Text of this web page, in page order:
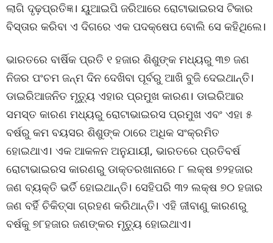
ଲାଗି ଦୃଢ଼ପ୍ରତିଜ୍ଞ। ୟୁଆଇପି ଜରିଆରେ ରୋଟାଭାଇରସ ଟିକାର
ବିସ୍ତାର କରିବା ଏ ଦିଗରେ ଏକ ପଦକ୍ଷେପ ବୋଲି ସେ କହିଥିଲେ।
ଭାରତରେ ବାର୍ଷିକ ପ୍ରତି ୧ ହଜାର ଶିଶୁଙ୍କ ମଧ୍ୟରୁ ୩୭ ଜଣ
ନିଜର ପଂଚମ ଜନ୍ମ ଦିନ ଦେଖିବା ପୂର୍ବରୁ ଆଖି ବୁଜି ଦେଇଥାନ୍ତି।
ଡାଇରିଆଜନିତ ମୃତ୍ୟୁ ଏହାର ପ୍ରମୁଖ କାରଣ। ଡାଇରିଆର
ସମସ୍ତ କାରଣ ମଧ୍ୟରୁ ରୋଟାଭାଇରସ ପ୍ରମୁଖ ଏବଂ ଏହା ୫
ବର୍ଷରୁ କମ ବୟସର ଶିଶୁଙ୍କ ଠାରେ ଅଧିକ ସଂକ୍ରମିତ
ହୋଇଥାଏ। ଏକ ଆକଳନ ଅନୁଯାୟୀ, ଭାରତରେ ପ୍ରତିବର୍ଷ
ରୋଟାଭାଇରସ କାରଣରୁ ଡାକ୍ତରଖାନାରେ ୮ ଲକ୍ଷ ୭୨ହଜାର
ଜଣ ବ୍ୟକ୍ତି ଭର୍ତି ହୋଇଥାନ୍ତି। ସେହିପରି ୩୨ ଲକ୍ଷ ୭୦ ହଜାର
ଜଣ ବର୍ହି ଚିକିତ୍ସା ଗ୍ରହଣ କରିଥାନ୍ତି। ଏହି ଜୀବାଣୁ କାରଣରୁ
ବର୍ଷକୁ ୭୮ହଜାର ଜଣଙ୍କର ମୃତ୍ୟୁ ହୋଇଥାଏ।